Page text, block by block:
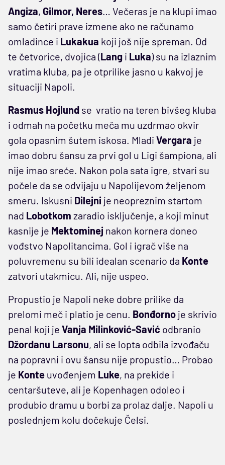
Angiza, Gilmor, Neres… Večeras je na klupi imao
samo četiri prave izmene ako ne računamo
omladince i Lukakua koji još nije spreman. Od
te četvorice, dvojica (Lang i Luka) su na izlaznim
vratima kluba, pa je otprilike jasno u kakvoj je
situaciji Napoli.
Rasmus Hojlund se vratio na teren bivšeg kluba
i odmah na početku meča mu uzdrmao okvir
gola opasnim šutem iskosa. Mladi Vergara je
imao dobru šansu za prvi gol u Ligi šampiona, ali
nije imao sreće. Nakon pola sata igre, stvari su
počele da se odvijaju u Napolijevom željenom
smeru. Iskusni Dilejni je neopreznim startom
nad Lobotkom zaradio isključenje, a koji minut
kasnije je Mektominej nakon kornera doneo
vođstvo Napolitancima. Gol i igrač više na
poluvremenu su bili idealan scenario da Konte
zatvori utakmicu. Ali, nije uspeo.
Propustio je Napoli neke dobre prilike da
prelomi meč i platio je cenu. Bonđorno je skrivio
penal koji je Vanja Milinković-Savić odbranio
Džordanu Larsonu, ali se lopta odbila izvođaču
na popravni i ovu šansu nije propustio… Probao
je Konte uvođenjem Luke, na prekide i
centaršuteve, ali je Kopenhagen odoleo i
produbio dramu u borbi za prolaz dalje. Napoli u
poslednjem kolu dočekuje Čelsi.